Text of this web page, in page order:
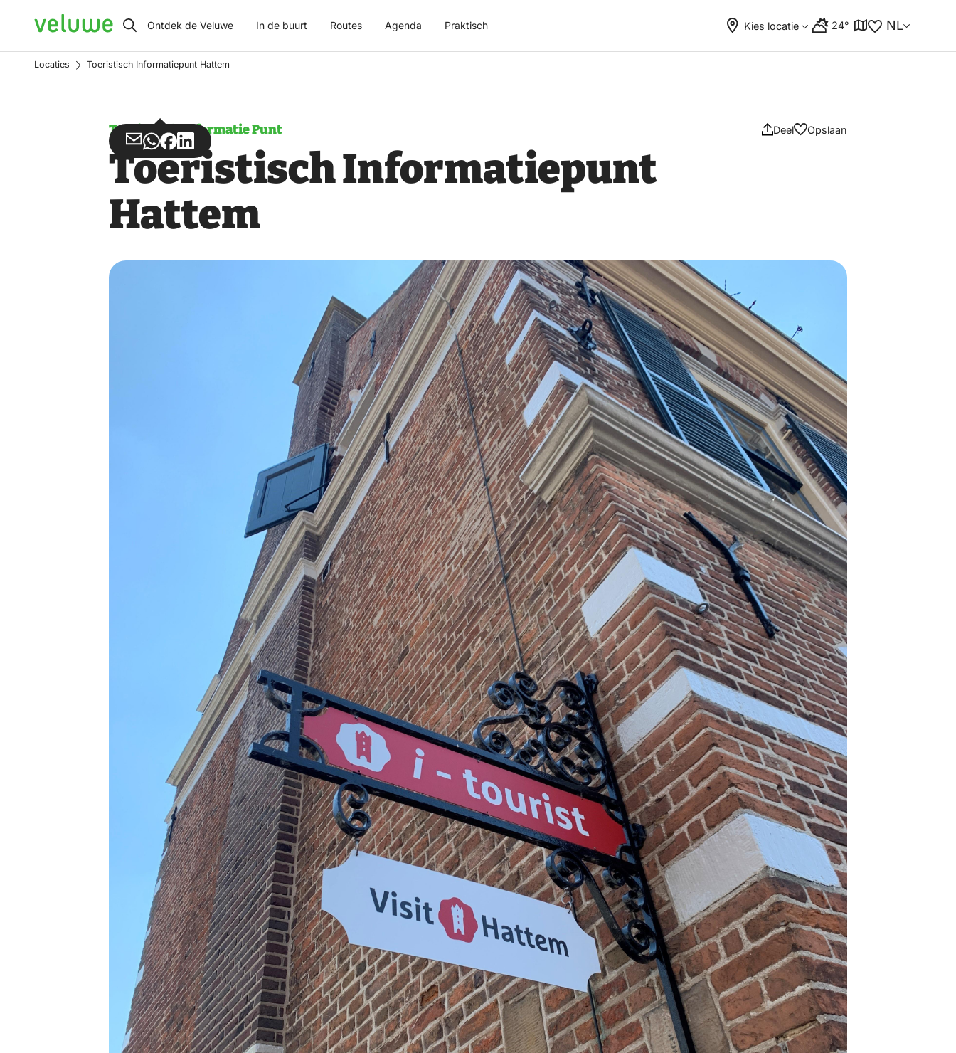
Veluwe Ontdek de Veluwe In de buurt Routes Agenda Praktisch Kies locatie 24° NL
Locaties Toeristisch Informatiepunt Hattem
Toeristisch Informatie Punt Deel
Deel
via
Deel
via
Deel
op
Deel
op
Opslaan
Toeristisch Informatiepunt
Hattem